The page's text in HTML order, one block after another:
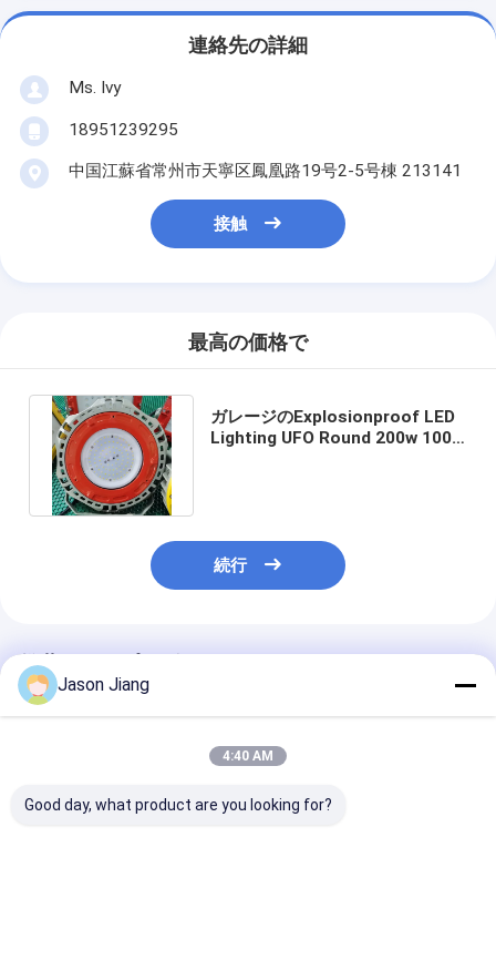
連絡先の詳細
Ms. Ivy
18951239295
中国江蘇省常州市天寧区鳳凰路19号2-5号棟 213141
接触
最高の価格で
ガレージのExplosionproof LED
Lighting UFO Round 200w 100
続行
推薦されたプロダクト
Jason Jiang
4:40 AM
Good day, what product are you looking for?